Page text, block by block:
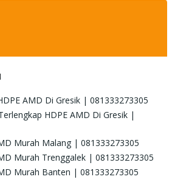
AMD Di Gresik | 081333273305
HDPE AMD Di Gresik |
Murah Malang | 081333273305
Murah Trenggalek | 081333273305
Murah Banten | 081333273305